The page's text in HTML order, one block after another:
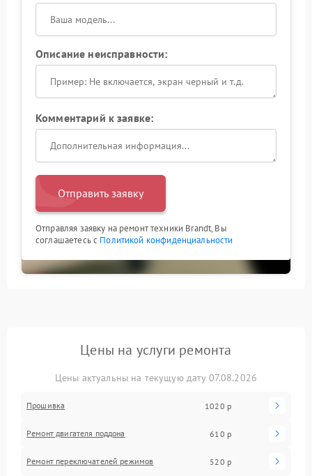
Описание неисправности:
Комментарий к заявке:
Отправить заявку
Отправляя заявку на ремонт техники Brandt, Вы
соглашаетесь с Политикой конфиденциальности
Цены на услуги ремонта
Цены актуальны на текущую дату 07.08.2026
Прошивка 1020 р
Ремонт двигателя поддона 610 р
Ремонт переключателей режимов 520 р